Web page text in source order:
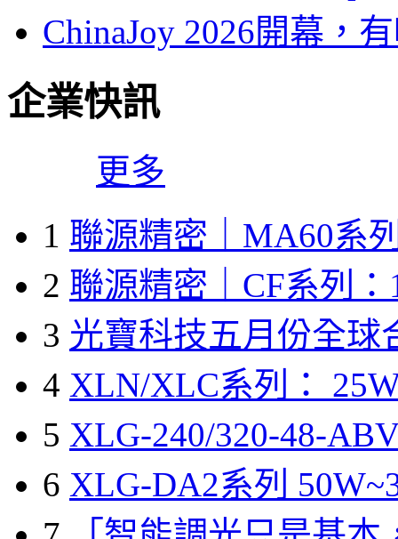
ChinaJoy 2026開幕，
企業快訊
更多
1 聯源精密｜MA60系
2 聯源精密｜CF系列：
3 光寶科技五月份全球
4 XLN/XLC系列：
5 XLG-240/320-48-
6 XLG-DA2系列